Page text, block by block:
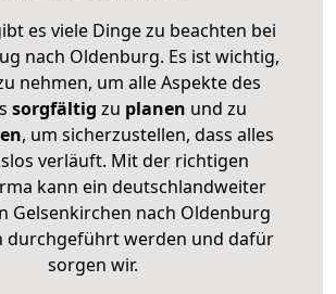
es viele Dinge zu beachten bei
nach Oldenburg. Es ist wichtig,
nehmen, um alle Aspekte des
sorgfältig zu planen und zu
, um sicherzustellen, dass alles
verläuft. Mit der richtigen
kann ein deutschlandweiter
Gelsenkirchen nach Oldenburg
durchgeführt werden und dafür
sorgen wir.